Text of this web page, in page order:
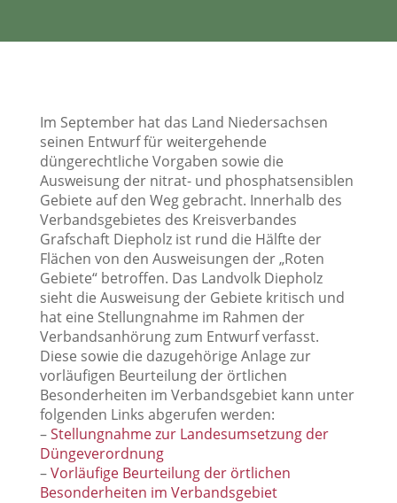
Im September hat das Land Niedersachsen
seinen Entwurf für weitergehende
düngerechtliche Vorgaben sowie die
Ausweisung der nitrat- und phosphatsensiblen
Gebiete auf den Weg gebracht. Innerhalb des
Verbandsgebietes des Kreisverbandes
Grafschaft Diepholz ist rund die Hälfte der
Flächen von den Ausweisungen der „Roten
Gebiete“ betroffen. Das Landvolk Diepholz
sieht die Ausweisung der Gebiete kritisch und
hat eine Stellungnahme im Rahmen der
Verbandsanhörung zum Entwurf verfasst.
Diese sowie die dazugehörige Anlage zur
vorläufigen Beurteilung der örtlichen
Besonderheiten im Verbandsgebiet kann unter
folgenden Links abgerufen werden:
–Stellungnahme zur Landesumsetzung der
Düngeverordnung
–Vorläufige Beurteilung der örtlichen
Besonderheiten im Verbandsgebiet